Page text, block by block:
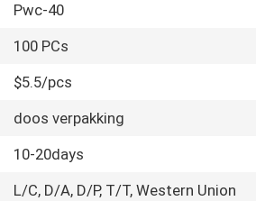
Pwc-40
100 PCs
$5.5/pcs
doos verpakking
10-20days
L/C, D/A, D/P, T/T, Western Union